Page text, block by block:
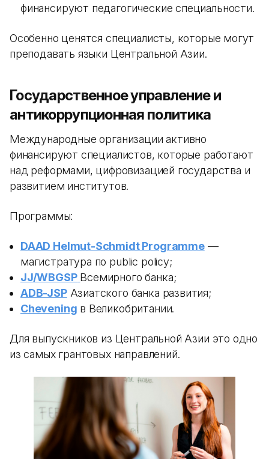
финансируют педагогические специальности.
Особенно ценятся специалисты, которые могут
преподавать языки Центральной Азии.
Государственное управление и
антикоррупционная политика
Международные организации активно
финансируют специалистов, которые работают
над реформами, цифровизацией государства и
развитием институтов.
Программы:
DAAD Helmut-Schmidt Programme—
магистратура по public policy;
JJ/WBGSP Всемирного банка;
ADB-JSPАзиатского банка развития;
Chevening в Великобритании.
Для выпускников из Центральной Азии это одно
из самых грантовых направлений.